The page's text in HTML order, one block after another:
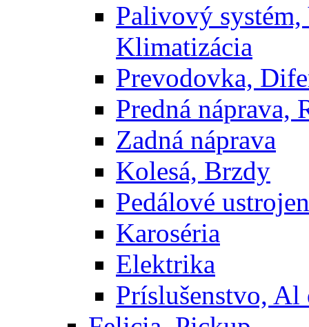
Palivový
Klimatizácia
Prevodovka,
Predná náprava,
Zadná náprava
Kolesá, Brzdy
Pedálové
Karoséria
Elektrika
Príslušenstvo, Al